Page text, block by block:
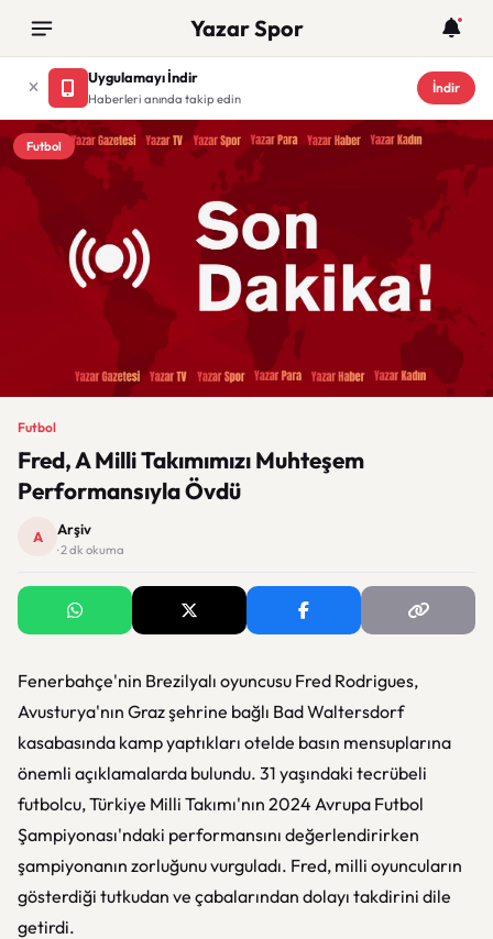
Yazar Spor
Uygulamayı İndir
Haberleri anında takip edin
İndir
Futbol
Futbol
Fred, A Milli Takımımızı Muhteşem
Performansıyla Övdü
A Arşiv
· 2 dk okuma
Fenerbahçe'nin Brezilyalı oyuncusu Fred Rodrigues,
Avusturya'nın Graz şehrine bağlı Bad Waltersdorf
kasabasında kamp yaptıkları otelde basın mensuplarına
önemli açıklamalarda bulundu. 31 yaşındaki tecrübeli
futbolcu, Türkiye Milli Takımı'nın 2024 Avrupa Futbol
Şampiyonası'ndaki performansını değerlendirirken
şampiyonanın zorluğunu vurguladı. Fred, milli oyuncuların
gösterdiği tutkudan ve çabalarından dolayı takdirini dile
getirdi.